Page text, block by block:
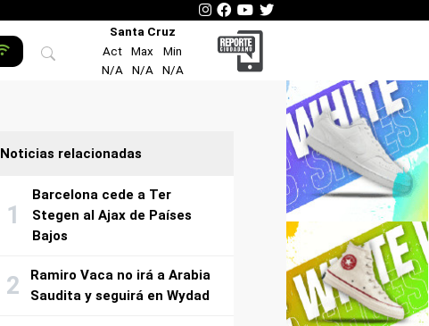
Santa Cruz
Act
Max
Min
N/A
N/A N/A
Noticias relacionadas
Barcelona cede a Ter
Stegen al Ajax de Países
Bajos
Ramiro Vaca no irá a Arabia
Saudita y seguirá en Wydad